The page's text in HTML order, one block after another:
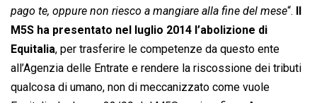
pago te, oppure non riesco a mangiare alla fine del mese“.
M5S ha presentato nel luglio 2014 l’abolizione di
Equitalia, per trasferire le competenze da questo ente
all’Agenzia delle Entrate e rendere la riscossione dei tributi
qualcosa di umano, non di meccanizzato come vuole